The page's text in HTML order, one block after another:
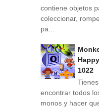
contiene objetos
coleccionar,
pa...
1022
encontrar todos
monos y hacer